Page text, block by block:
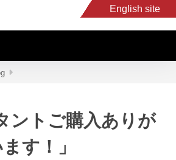
English site
ントご購入ありが
す！」